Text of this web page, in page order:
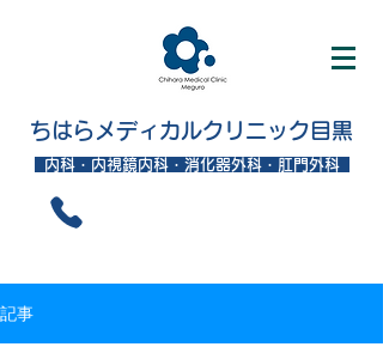
ちはらメディカルクリニック目黒
内科・内視鏡内科・消化器外科・肛門外科
記事